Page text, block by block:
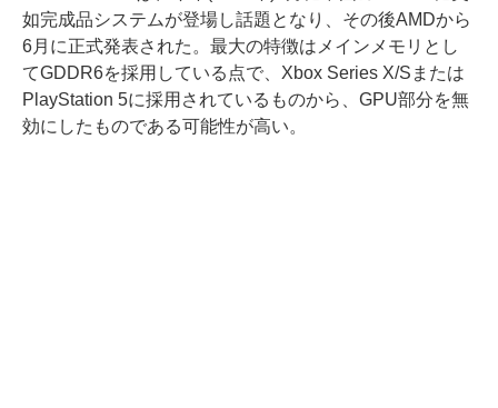
如完成品システムが登場し話題となり、その後AMDから
6月に正式発表された。最大の特徴はメインメモリとし
てGDDR6を採用している点で、Xbox Series X/Sまたは
PlayStation 5に採用されているものから、GPU部分を無
効にしたものである可能性が高い。